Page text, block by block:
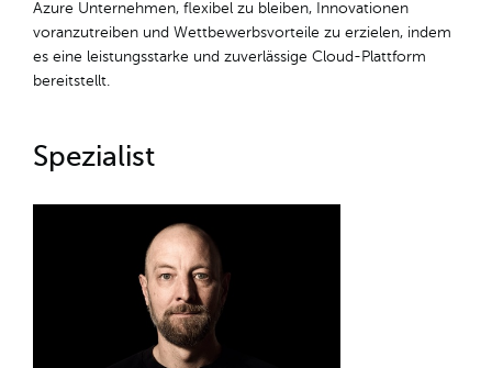
Azure Unternehmen, flexibel zu bleiben, Innovationen
voranzutreiben und Wettbewerbsvorteile zu erzielen, indem
es eine leistungsstarke und zuverlässige Cloud-Plattform
bereitstellt.
Spezialist